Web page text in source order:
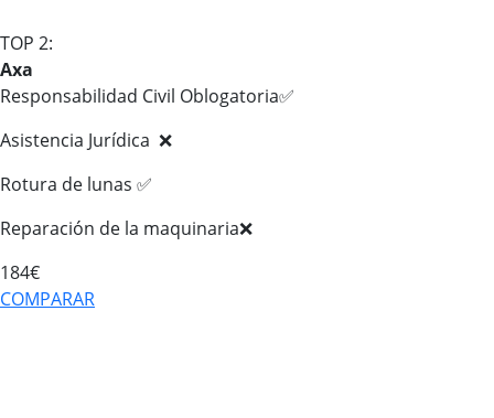
TOP 2:
Axa
Responsabilidad Civil Oblogatoria✅
Asistencia Jurídica ❌
Rotura de lunas ✅
Reparación de la maquinaria❌
184€
COMPARAR